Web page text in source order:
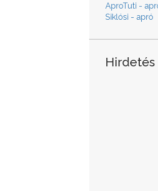
AproTuti -
Siklósi - apró
Hirdetés